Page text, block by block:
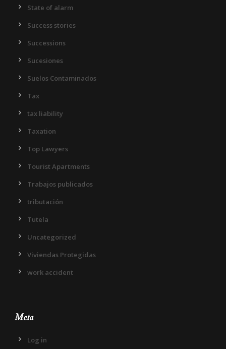
State of alarm
Success stories
Successions
Sucesiones
Suelos Contaminados
Tax
tax liability
Taxation
Top Lawyers
Tourist Apartments
Trabajos publicados
tributación
Tutela
Uncategorized
Viviendas Protegidas
work accident
Meta
Log in